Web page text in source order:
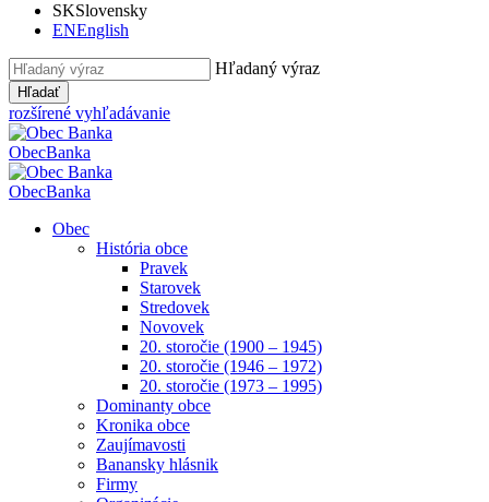
SKSlovensky
ENEnglish
Hľadaný výraz
Hľadať
rozšírené vyhľadávanie
ObecBanka
ObecBanka
Obec
História obce
Pravek
Starovek
Stredovek
Novovek
20. storočie (1900 – 1945)
20. storočie (1946 – 1972)
20. storočie (1973 – 1995)
Dominanty obce
Kronika obce
Zaujímavosti
Banansky hlásnik
Firmy